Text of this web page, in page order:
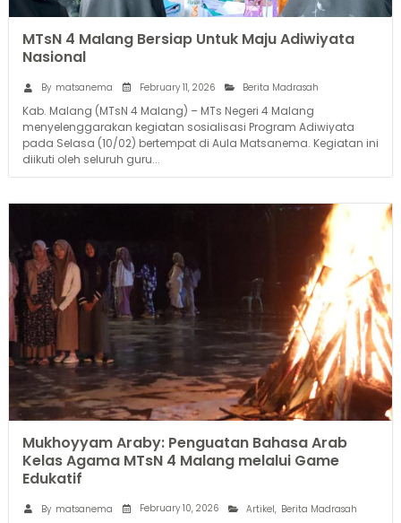
MTsN 4 Malang Bersiap Untuk Maju Adiwiyata
Nasional
By matsanema February 11, 2026 Berita Madrasah
Kab. Malang (MTsN 4 Malang) – MTs Negeri 4 Malang
menyelenggarakan kegiatan sosialisasi Program Adiwiyata
pada Selasa (10/02) bertempat di Aula Matsanema. Kegiatan ini
diikuti oleh seluruh guru...
Mukhoyyam Araby: Penguatan Bahasa Arab
Kelas Agama MTsN 4 Malang melalui Game
Edukatif
By matsanema February 10, 2026 Artikel, Berita Madrasah